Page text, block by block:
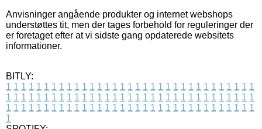
Anvisninger angående produkter og internet webshops
understøttes tit, men der tages forbehold for reguleringer der
er foretaget efter at vi sidste gang opdaterede websitets
informationer.
BITLY:
1 1 1 1 1 1 1 1 1 1 1 1 1 1 1 1 1 1 1 1 1 1 1 1 1 1 1 1 1 1 1 1 1
1 1 1 1 1 1 1 1 1 1 1 1 1 1 1 1 1 1 1 1 1 1 1 1 1 1 1 1 1 1 1 1 1
1 1 1 1 1 1 1 1 1 1 1 1 1 1 1 1 1 1 1 1 1 1 1 1 1 1 1 1 1 1 1 1 1
1